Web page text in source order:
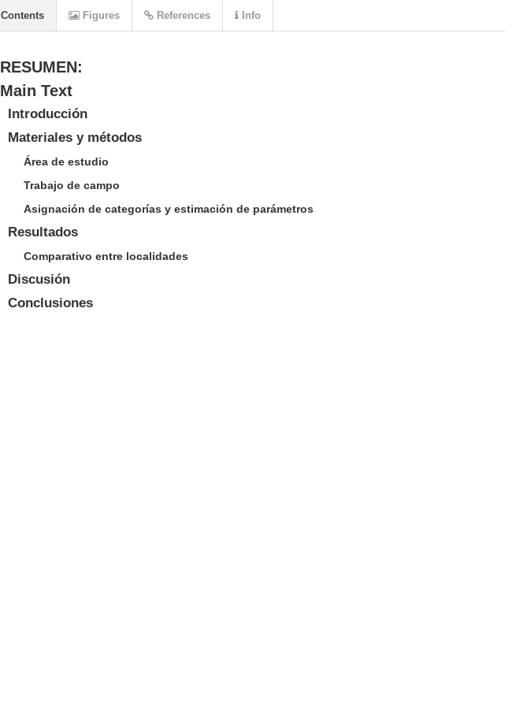
RESUMEN:
Main Text
Introducción
Materiales y métodos
Área de estudio
Trabajo de campo
Asignación de categorías y estimación de parámetros
Resultados
Comparativo entre localidades
Discusión
Conclusiones
Contents Figures References Info